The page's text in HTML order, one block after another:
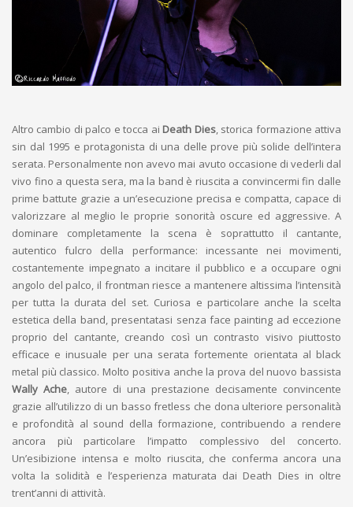
Altro cambio di palco e tocca ai Death Dies, storica formazione attiva
sin dal 1995 e protagonista di una delle prove più solide dell’intera
serata. Personalmente non avevo mai avuto occasione di vederli dal
vivo fino a questa sera, ma la band è riuscita a convincermi fin dalle
prime battute grazie a un’esecuzione precisa e compatta, capace di
valorizzare al meglio le proprie sonorità oscure ed aggressive. A
dominare completamente la scena è soprattutto il cantante,
autentico fulcro della performance: incessante nei movimenti,
costantemente impegnato a incitare il pubblico e a occupare ogni
angolo del palco, il frontman riesce a mantenere altissima l’intensità
per tutta la durata del set. Curiosa e particolare anche la scelta
estetica della band, presentatasi senza face painting ad eccezione
proprio del cantante, creando così un contrasto visivo piuttosto
efficace e inusuale per una serata fortemente orientata al black
metal più classico. Molto positiva anche la prova del nuovo bassista
Wally Ache, autore di una prestazione decisamente convincente
grazie all’utilizzo di un basso fretless che dona ulteriore personalità
e profondità al sound della formazione, contribuendo a rendere
ancora più particolare l’impatto complessivo del concerto.
Un’esibizione intensa e molto riuscita, che conferma ancora una
volta la solidità e l’esperienza maturata dai Death Dies in oltre
trent’anni di attività.